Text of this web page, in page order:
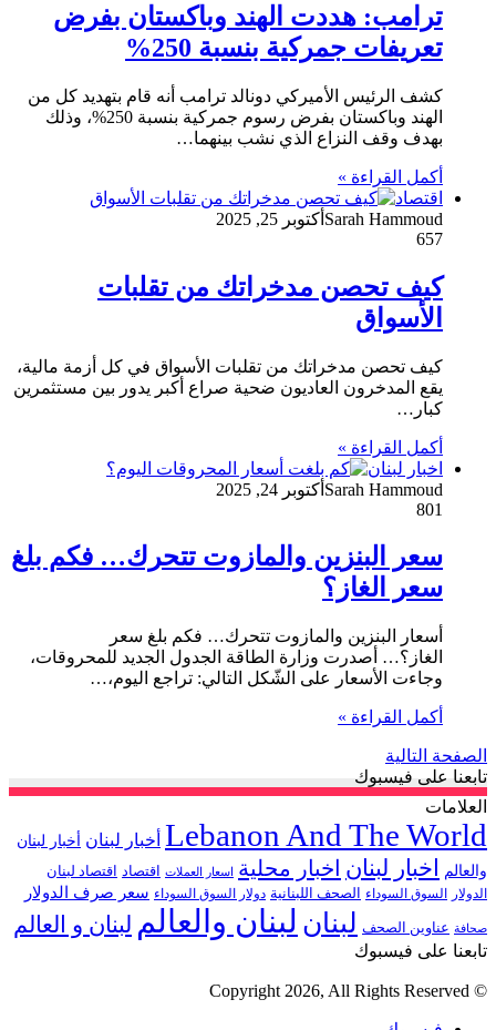
ترامب: هددت الهند وباكستان بفرض
تعريفات جمركية بنسبة 250%
كشف الرئيس الأميركي دونالد ترامب أنه قام بتهديد كل من
الهند وباكستان بفرض رسوم جمركية بنسبة 250%، وذلك
بهدف وقف النزاع الذي نشب بينهما…
أكمل القراءة »
اقتصاد
Sarah Hammoud أكتوبر 25, 2025
657
كيف تحصن مدخراتك من تقلبات
الأسواق
كيف تحصن مدخراتك من تقلبات الأسواق في كل أزمة مالية،
يقع المدخرون العاديون ضحية صراع أكبر يدور بين مستثمرين
كبار…
أكمل القراءة »
اخبار لبنان
Sarah Hammoud أكتوبر 24, 2025
801
سعر البنزين والمازوت تتحرك… فكم بلغ
سعر الغاز؟
أسعار البنزين والمازوت تتحرك… فكم بلغ سعر
الغاز؟… أصدرت وزارة الطاقة الجدول الجديد للمحروقات،
وجاءت الأسعار على الشّكل التالي: تراجع اليوم،…
أكمل القراءة »
الصفحة التالية
تابعنا على فيسبوك
العلامات
Lebanon And The World أخبار لبنان أخبار لبنان
والعالم
اخبار لبنان اخبار محلية اسعار العملات اقتصاد اقتصاد لبنان
الدولار السوق السوداء الصحف اللبنانية دولار السوق السوداء سعر صرف الدولار
صحافة عناوين الصحف لبنان لبنان والعالم لبنان و العالم
تابعنا على فيسبوك
© Copyright 2026, All Rights Reserved